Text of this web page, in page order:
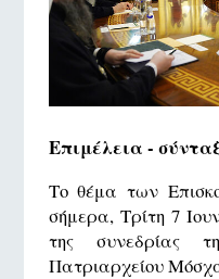
Επιμέλεια -
Το θέμα των
σήμερα, Τρίτη 7
της συνεδρίας
Πατριαρχείου